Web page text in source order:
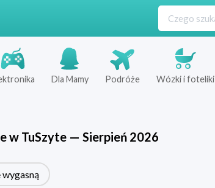
Dla Mamy Podróże Wózki i foteliki
w TuSzyte— Sierpień 2026